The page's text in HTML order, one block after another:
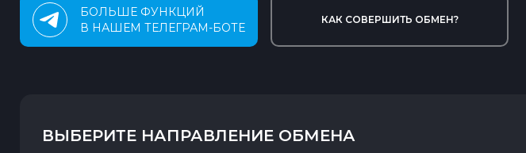
БОЛЬШЕ ФУНКЦИЙ
В НАШЕМ ТЕЛЕГРАМ-БОТЕ
КАК СОВЕРШИТЬ ОБМЕН?
ВЫБЕРИТЕ НАПРАВЛЕНИЕ ОБМЕНА